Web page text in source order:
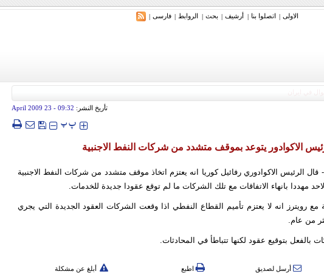
الاولی | اتصلوا بنا | أرشیف | بحث | الروابط | فارسی |
تأريخ النشر: 09:32
- 23 April 2009
‍‍‍ پپ
الاكوادور يتوعد بموقف متشدد من شركات النفط الاجنبية
قال الرئيس الاكوادوري رفائيل كوريا انه يعتزم اتخاذ موقف متشدد من شركات النفط الاجنبية
مهددا بانهاء الاتفاقات مع تلك الشركات ما لم توقع عقودا جديدة للخدمات.
مع رويترز انه لا يعتزم تأميم القطاع النفطي اذا وقعت الشركات العقود الجديدة التي يجري
من عام.
بتوقيع عقود لكنها تتباطأ في المحادثات.
أرسل لصديق اطبع أبلغ عن مشكلة